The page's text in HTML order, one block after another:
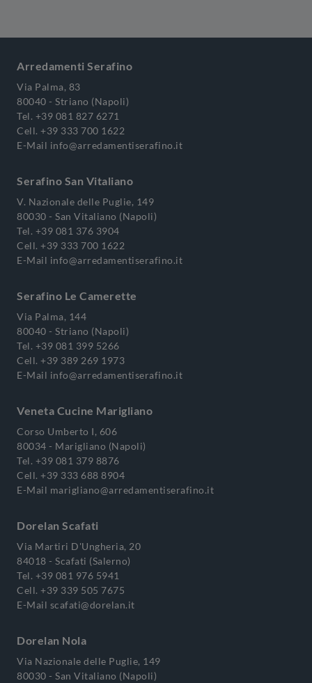
Arredamenti Serafino
Via Palma, 83
80040 - Striano (Napoli)
Tel. +39 081 827 6271
Cell. +39 333 700 1622
E-Mail info@arredamentiserafino.it
Serafino San Vitaliano
V. Nazionale delle Puglie, 149
80030 - San Vitaliano (Napoli)
Tel. +39 081 376 3904
Cell. +39 333 700 1622
E-Mail info@arredamentiserafino.it
Serafino Le Camerette
Via Palma, 144
80040 - Striano (Napoli)
Tel. +39 081 399 5266
Cell. +39 389 269 1973
E-Mail info@arredamentiserafino.it
Veneta Cucine Marigliano
Corso Umberto I, 606
80034 - Marigliano (Napoli)
Tel. +39 081 379 8876
Cell. +39 333 688 8904
E-Mail marigliano@arredamentiserafino.it
Dorelan Scafati
Via Martiri D'Ungheria, 20
84018 - Scafati (Salerno)
Tel. +39 081 976 5941
Cell. +39 339 505 7675
E-Mail scafati@dorelan.it
Dorelan Nola
Via Nazionale delle Puglie, 149
80030 - San Vitaliano (Napoli)